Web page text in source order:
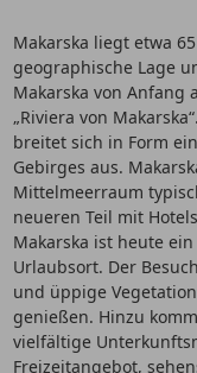
Makarska liegt etwa
geographische Lage
Makarska von
„Riviera von
breitet sich in Form
Gebirges aus.
Mittelmeerraum
neueren Teil mit
Makarska ist heute
Urlaubsort. Der
und üppige
genießen. Hinzu
vielfältige
Freizeitangebot,